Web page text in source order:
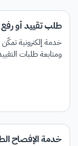
طلب تقييد أو رفع
خدمة إلكترونية
ومتابعة طلبات
خدمة الإفصاح